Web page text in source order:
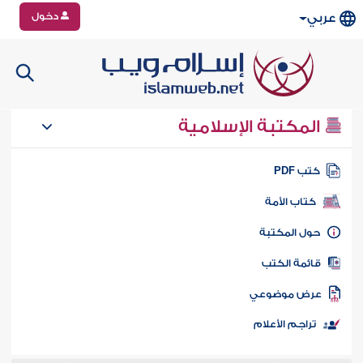
عربي دخول
المكتبة الإسلامية
كتب PDF
كتاب الأمة
المكتبة
الكتب
موضوعي